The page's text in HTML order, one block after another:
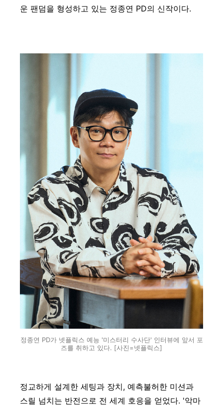
운 팬덤을 형성하고 있는 정종연 PD의 신작이다.
정종연 PD가 넷플릭스 예능 '미스터리 수사단' 인터뷰에 앞서 포
즈를 취하고 있다. [사진=넷플릭스]
정교하게 설계한 세팅과 장치, 예측불허한 미션과
스릴 넘치는 반전으로 전 세계 호응을 얻었다. '악마